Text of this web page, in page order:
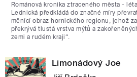
Románová kronika ztraceného města -
Lednická předkládá do značné míry
měnící obraz hornického regionu, jehož
překrývá tlustá vrstva mýtů a
zemi a rudém kraji“.
Limonádový Joe